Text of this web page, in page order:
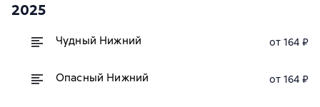
2025
Чудный Нижний от 164 ₽
Опасный Нижний от 164 ₽